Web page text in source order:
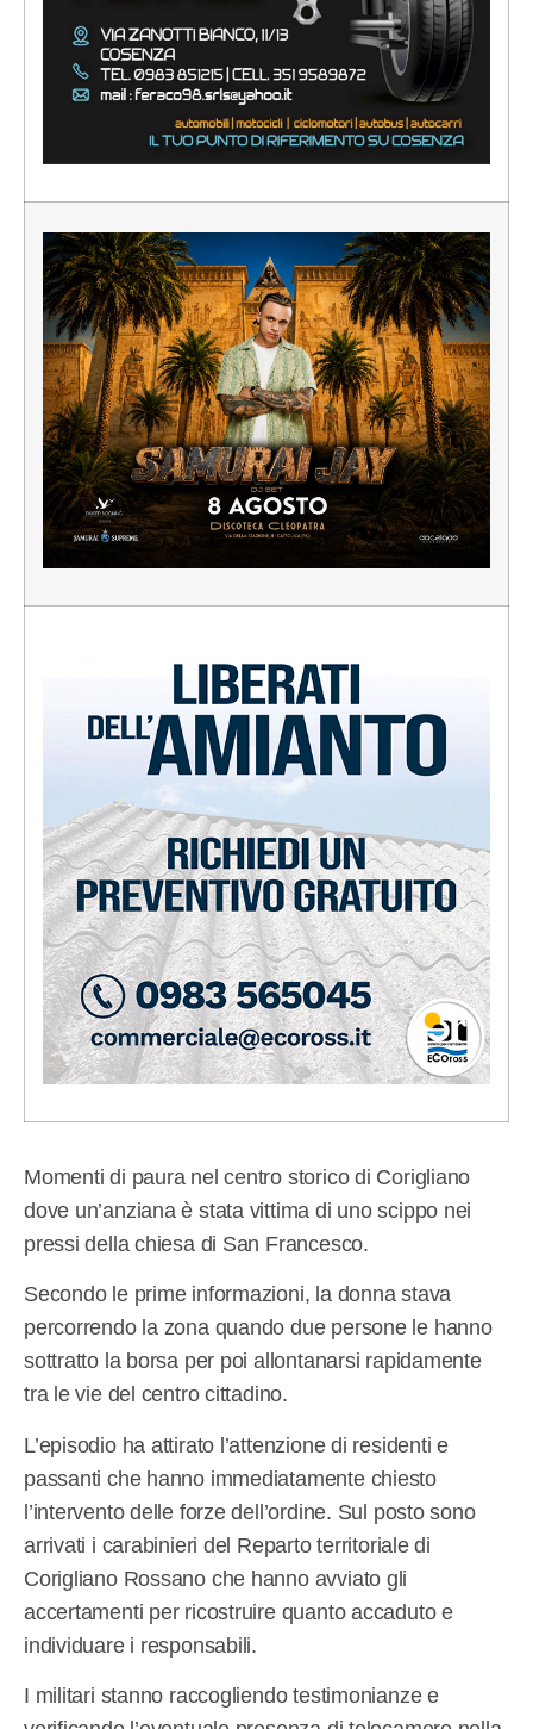
Momenti di paura nel centro storico di Corigliano
dove un’anziana è stata vittima di uno scippo nei
pressi della chiesa di San Francesco.
Secondo le prime informazioni, la donna stava
percorrendo la zona quando due persone le hanno
sottratto la borsa per poi allontanarsi rapidamente
tra le vie del centro cittadino.
L’episodio ha attirato l’attenzione di residenti e
passanti che hanno immediatamente chiesto
l’intervento delle forze dell’ordine. Sul posto sono
arrivati i carabinieri del Reparto territoriale di
Corigliano Rossano che hanno avviato gli
accertamenti per ricostruire quanto accaduto e
individuare i responsabili.
I militari stanno raccogliendo testimonianze e